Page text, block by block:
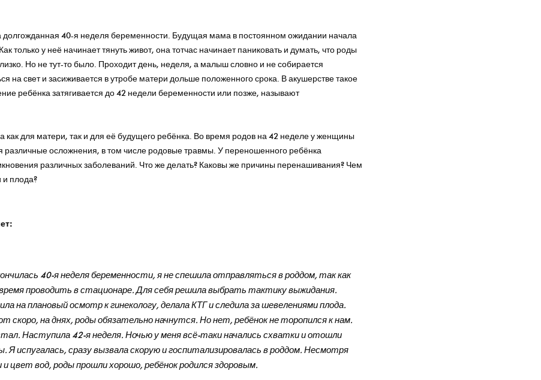
LuckyChild- дарим 500 рублей
покупку для вашего малыша
долгожданная 40-я неделя беременности. Будущая мама в постоянном ожидании начала
только у неё начинает тянуть живот, она тотчас начинает паниковать и думать, что роды
Но не тут-то было. Проходит день, неделя, а малыш словно и не собирается
на свет и засиживается в утробе матери дольше положенного срока. В акушерстве такое
ребёнка затягивается до 42 недели беременности или позже, называют
как для матери, так и для её будущего ребёнка. Во время родов на 42 неделе у женщины
различные осложнения, в том числе родовые травмы. У переношенного ребёнка
различных заболеваний. Что же делать? Каковы же причины перенашивания? Чем
и плода?
40-я неделя беременности, я не спешила отправляться в роддом, так как
проводить в стационаре. Для себя решила выбрать тактику выжидания.
на плановый осмотр к гинекологу, делала КТГ и следила за шевелениями плода.
скоро, на днях, роды обязательно начнутся. Но нет, ребёнок не торопился к нам.
Наступила 42-я неделя. Ночью у меня всё-таки начались схватки и отошли
Я испугалась, сразу вызвала скорую и госпитализировалась в роддом. Несмотря
цвет вод, роды прошли хорошо, ребёнок родился здоровым.